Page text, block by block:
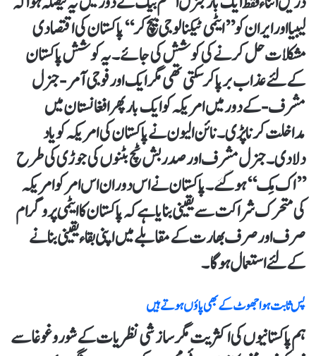
لیبیا اور ایران کو ’’ایٹمی ٹیکنالوجی بیچ کر‘‘ پاکستان کی اقتصادی
مشکلات حل کرنے کی کوشش کی جائے۔ یہ کوشش پاکستان
کے لئے عذاب برپاکرسکتی تھی مگر ایک اور فوجی آمر-جنرل
مشرف- کے دور میں امریکہ کو ایک بار پھر افغانستان میں
مداخلت کرنا پڑی۔ نائن الیون نے پاکستان کی امریکہ کو یاد
دلادی۔ جنرل مشرف اور صدر بش ٹچ بٹنوں کی جوڑی کی طرح
’’اک مِک‘‘ہوگئے۔ پاکستان نے اس دوران اس امر کو امریکہ
کی متحرک شراکت سے یقینی بنایا ہے کہ پاکستان کا ایٹمی پروگرام
صرف اور صرف بھارت کے مقابلے میں اپنی بقاء یقینی بنانے
کے لئے استعمال ہوگا۔
پس ثابت ہوا جھوٹ کے بھی پاؤں ہوتے ہیں
ہم پاکستانیوں کی اکثریت مگر سازشی نظریات کے شوروغوغا سے